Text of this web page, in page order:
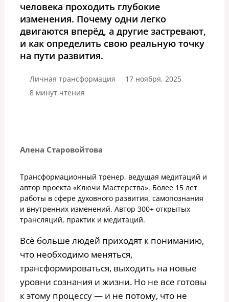
человека проходить глубокие
изменения. Почему одни легко
двигаются вперёд, а другие застревают,
и как определить свою реальную точку
на пути развития.
Личная трансформация
17 ноября, 2025
8 минут чтения
Алена Старовойтова
Трансформационный тренер, ведущая медитаций и
автор проекта «Ключи Мастерства». Более 15 лет
работы в сфере духовного развития, самопознания
и внутренних изменений. Автор 300+ открытых
трансляций, практик и медитаций.
Всё больше людей приходят к пониманию,
что необходимо меняться,
трансформироваться, выходить на новые
уровни сознания и жизни. Но не все готовы
к этому процессу — и не потому, что не